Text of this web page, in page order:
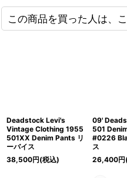
この商品を買った人は、
Deadstock Levi's
Vintage Clothing 1955
501XX Denim Pants リ
ーバイス
38,500円(税込)
09'
501
#0226
ス
26,400円